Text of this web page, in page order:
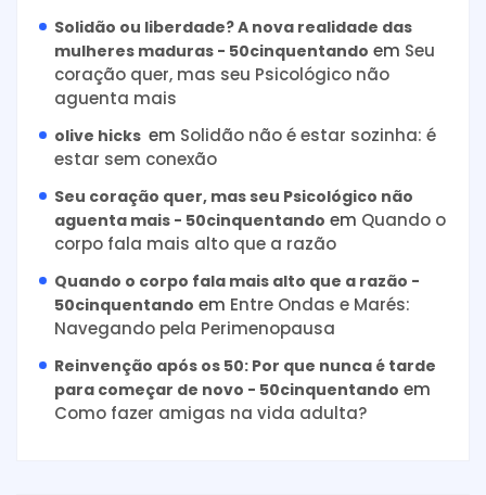
Solidão ou liberdade? A nova realidade das
mulheres maduras - 50cinquentando em Seu
coração quer, mas seu Psicológico não
aguenta mais
olive hicks em Solidão não é estar sozinha: é
estar sem conexão
Seu coração quer, mas seu Psicológico não
aguenta mais - 50cinquentando em Quando o
corpo fala mais alto que a razão
Quando o corpo fala mais alto que a razão -
50cinquentando em Entre Ondas e Marés:
Navegando pela Perimenopausa
Reinvenção após os 50: Por que nunca é tarde
para começar de novo - 50cinquentando em
Como fazer amigas na vida adulta?